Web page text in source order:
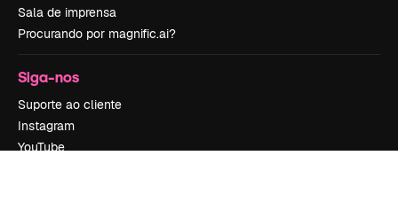
Sala de imprensa
Procurando por magnific.ai?
Siga-nos
Suporte ao cliente
Instagram
YouTube